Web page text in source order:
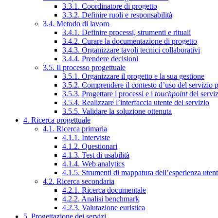
3.3.1. Coordinatore di progetto
3.3.2. Definire ruoli e responsabilità
3.4. Metodo di lavoro
3.4.1. Definire processi, strumenti e rituali
3.4.2. Curare la documentazione di progetto
3.4.3. Organizzare tavoli tecnici collaborativi
3.4.4. Prendere decisioni
3.5. Il processo progettuale
3.5.1. Organizzare il progetto e la sua gestione
3.5.2. Comprendere il contesto d’uso del servizio
3.5.3. Progettare i processi e i touchpointdel
3.5.4. Realizzare l’interfaccia utente del servizio
3.5.5. Validare la soluzione ottenuta
4. Ricerca progettuale
4.1. Ricerca primaria
4.1.1. Interviste
4.1.2. Questionari
4.1.3. Test di usabilità
4.1.4. Web analytics
4.1.5. Strumenti di mappatura dell’esperienza
4.2. Ricerca secondaria
4.2.1. Ricerca documentale
4.2.2. Analisi benchmark
4.2.3. Valutazione euristica
5. Progettazione dei servizi